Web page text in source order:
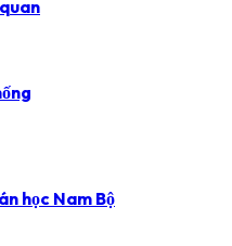
học Nam Bộ